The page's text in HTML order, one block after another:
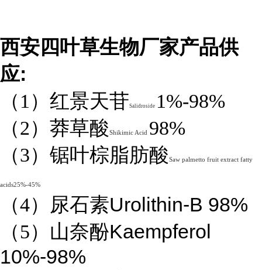
西安四叶草生物厂家产品供
应:
（1）红景天苷Salidroside 1%-98%
（2）莽草酸Shikimic Acid 98%
（3）锯叶棕脂肪酸Saw palmetto fruit extract fatty
acids25%-45%
（4） 尿石素Urolithin-B 98%
（5）山奈酚Kaempferol
10%-98%